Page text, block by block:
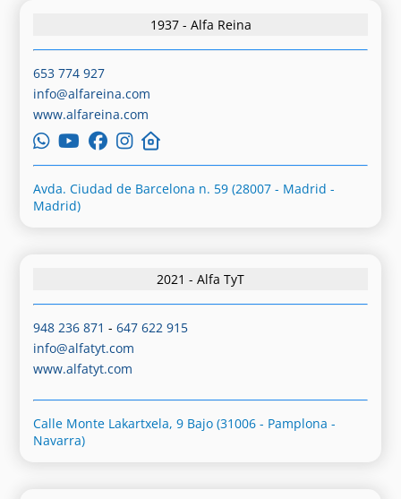
1937 - Alfa Reina
653 774 927
info@alfareina.com
www.alfareina.com
Avda. Ciudad de Barcelona n. 59 (28007 - Madrid -
Madrid)
2021 - Alfa TyT
948 236 871 -647 622 915
info@alfatyt.com
www.alfatyt.com
Calle Monte Lakartxela, 9 Bajo (31006 - Pamplona -
Navarra)